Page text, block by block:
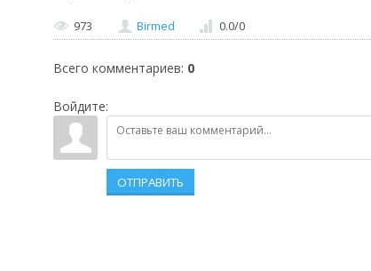
973 Birmed 0.0/0
Всего комментариев: 0
Войдите:
ОТПРАВИТЬ